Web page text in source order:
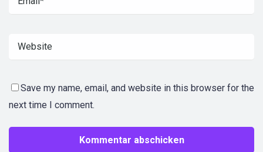
Save my name, email, and website in this browser for the
next time I comment.